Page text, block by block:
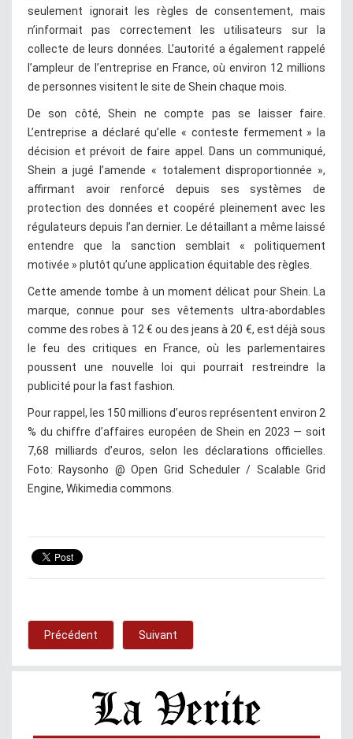
seulement ignorait les règles de consentement, mais
n’informait pas correctement les utilisateurs sur la
collecte de leurs données. L’autorité a également rappelé
l’ampleur de l’entreprise en France, où environ 12 millions
de personnes visitent le site de Shein chaque mois.
De son côté, Shein ne compte pas se laisser faire.
L’entreprise a déclaré qu’elle « conteste fermement » la
décision et prévoit de faire appel. Dans un communiqué,
Shein a jugé l’amende « totalement disproportionnée »,
affirmant avoir renforcé depuis ses systèmes de
protection des données et coopéré pleinement avec les
régulateurs depuis l’an dernier. Le détaillant a même laissé
entendre que la sanction semblait « politiquement
motivée » plutôt qu’une application équitable des règles.
Cette amende tombe à un moment délicat pour Shein. La
marque, connue pour ses vêtements ultra-abordables
comme des robes à 12 € ou des jeans à 20 €, est déjà sous
le feu des critiques en France, où les parlementaires
poussent une nouvelle loi qui pourrait restreindre la
publicité pour la fast fashion.
Pour rappel, les 150 millions d’euros représentent environ 2
% du chiffre d’affaires européen de Shein en 2023 — soit
7,68 milliards d’euros, selon les déclarations officielles.
Foto: Raysonho @ Open Grid Scheduler / Scalable Grid
Engine, Wikimedia commons.
Précédent Suivant